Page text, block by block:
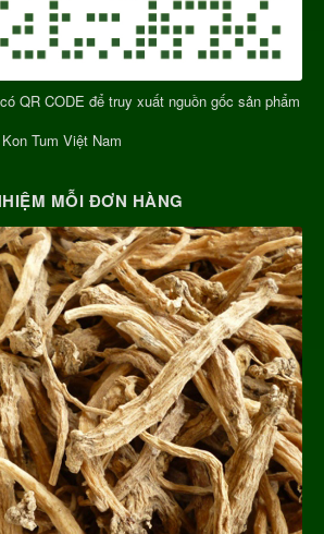
QR CODE để truy xuất nguồn gốc sản phẩm
Tum Việt Nam
MỖI ĐƠN HÀNG